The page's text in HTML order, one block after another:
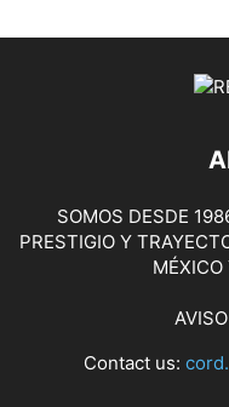
SOMOS DESDE
PRESTIGIO Y
MÉXICO
Contact us: